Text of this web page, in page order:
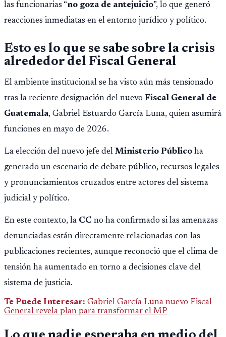
las funcionarias “no goza de antejuicio”, lo que generó
reacciones inmediatas en el entorno jurídico y político.
Esto es lo que se sabe sobre la crisis
alrededor del Fiscal General
El ambiente institucional se ha visto aún más tensionado
tras la reciente designación del nuevo Fiscal General de
Guatemala, Gabriel Estuardo García Luna, quien asumirá
funciones en mayo de 2026.
La elección del nuevo jefe del Ministerio Público ha
generado un escenario de debate público, recursos legales
y pronunciamientos cruzados entre actores del sistema
judicial y político.
En este contexto, la CC no ha confirmado si las amenazas
denunciadas están directamente relacionadas con las
publicaciones recientes, aunque reconoció que el clima de
tensión ha aumentado en torno a decisiones clave del
sistema de justicia.
Te Puede Interesar: Gabriel García Luna nuevo Fiscal
General revela plan para transformar el MP